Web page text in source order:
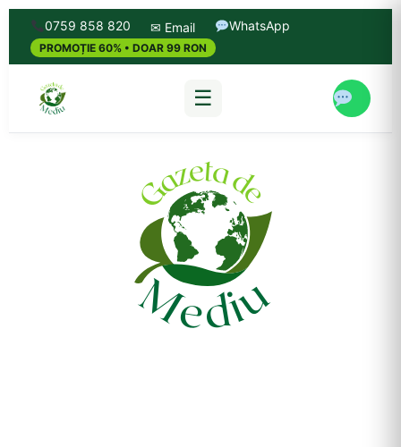
0759 858 820 ✉ Email WhatsApp
PROMOȚIE 60% • DOAR 99 RON
☰